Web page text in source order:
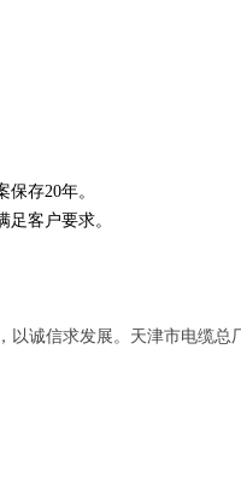
存20年。
客户要求。
诚信求发展。天津市电缆